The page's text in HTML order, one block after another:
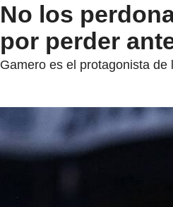
No los
por perder
Gamero es el protagonista